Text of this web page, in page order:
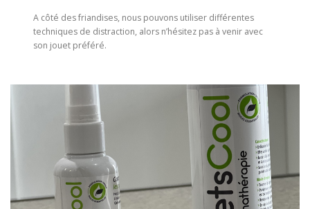
A côté des friandises, nous pouvons utiliser différentes
techniques de distraction, alors n’hésitez pas à venir avec
son jouet préféré.